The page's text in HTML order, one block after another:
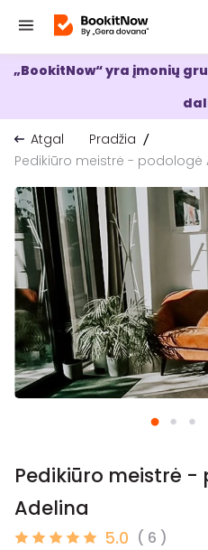
„BookitNow“ yra įmonių
Atgal
Pradžia
Pedikiūro meistrė - podologė
Pedikiūro meistrė -
Adelina
5.0 ( 6 )